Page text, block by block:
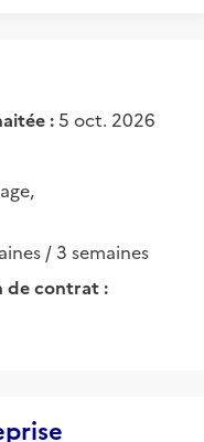
: 5 oct. 2026
/ 3 semaines
de contrat :